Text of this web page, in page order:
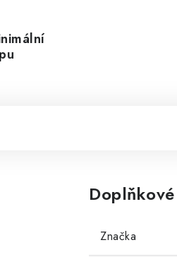
Značka